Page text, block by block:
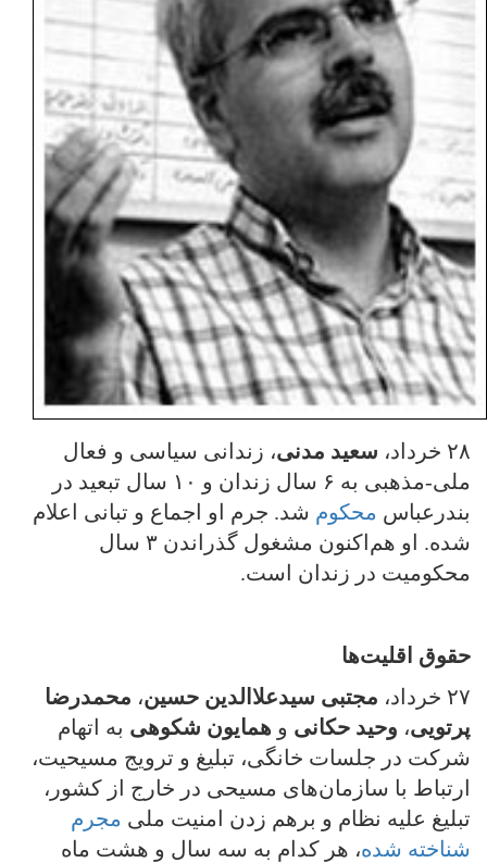
۲۸ خرداد، سعید مدنی، زندانی سیاسی و فعال
ملی-مذهبی به ۶ سال زندان و ۱۰ سال تبعید در
بندرعباس محکوم شد. جرم او اجماع و تبانی اعلام
شده. او هم‌اکنون مشغول گذراندن ۳ سال
محکومیت در زندان است.
حقوق اقلیت‌ها
۲۷ خرداد،
مجتبی سیدعلاالدین حسین، محمدرضا
پرتویی، وحید حکانی و همایون شکوهی به اتهام
شركت در جلسات خانگی، تبلیغ و ترویج مسیحیت،
ارتباط با سازمان‌های مسیحی در خارج از کشور،
تبلیغ علیه نظام و برهم زدن امنیت ملی مجرم
شناخته شده، هر کدام به سه سال و هشت ماه